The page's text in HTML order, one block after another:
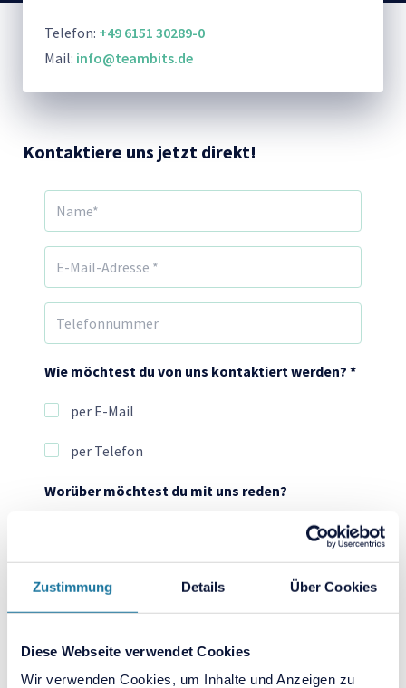
Zustimmung Details Über Cookies
Diese Webseite verwendet Cookies
Wir verwenden Cookies, um Inhalte und Anzeigen zu
Telefon: +49 6151 30289-0
Mail: info@teambits.de
Kontaktiere uns jetzt direkt!
Wie möchtest du von uns kontaktiert werden? *
per E-Mail
per Telefon
Worüber möchtest du mit uns reden?
Ja, ich möchte zusätzlich auch den teambits-
Ich stimme denAGBvon teambits zu und habe